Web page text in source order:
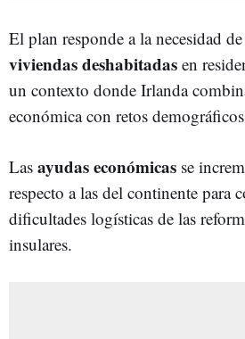
El plan responde a la necesidad de
viviendas deshabitadas en
un contexto donde Irlanda
económica con retos
Las ayudas económicas se
respecto a las del continente para
dificultades logísticas de las
insulares.